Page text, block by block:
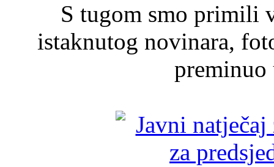
S tugom smo primili
istaknutog novinara,